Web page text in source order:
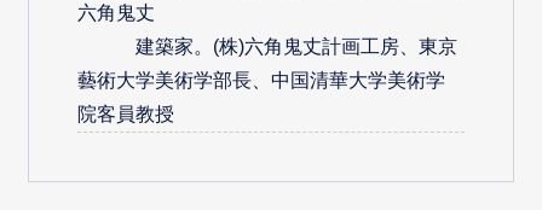
六角鬼丈
建築家。(株)六角鬼丈計画工房、東京
藝術大学美術学部長、中国清華大学美術学
院客員教授